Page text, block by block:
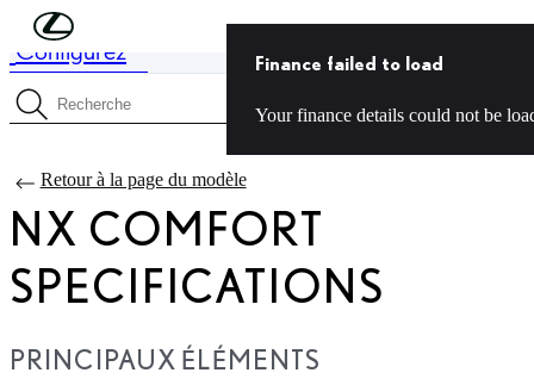
Skip to Main Content
(Press Enter)
Price is updated The price of your configuration is 72 700 CHF
Finance failed to load
Your finance details could not be
Configurez
Recherche de spécifications
Menu
Retour à la page du modèle
NX COMFORT
SPECIFICATIONS
PRINCIPAUX ÉLÉMENTS